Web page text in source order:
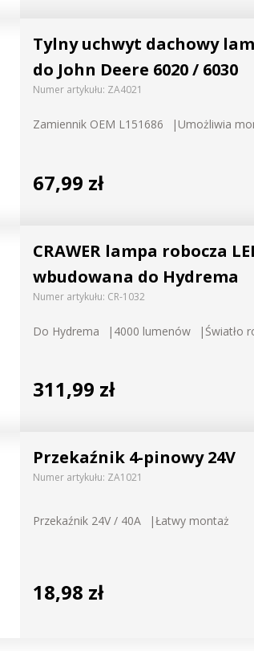
Tylny uchwyt dachowy
do John Deere 6020 / 6030
Numer artykułu: ZA4021
Zamiennik OEM L151686 Umożliwia
67,99 zł
CRAWER lampa robocza
wbudowana do Hydrema
Numer artykułu: CR-1032
Do Hydrema 4000 lumenów Światło
311,99 zł
Przekaźnik 4-pinowy 24V
Numer artykułu: ZA1021
Przekaźnik 24V / 40A Łatwy montaż
18,98 zł